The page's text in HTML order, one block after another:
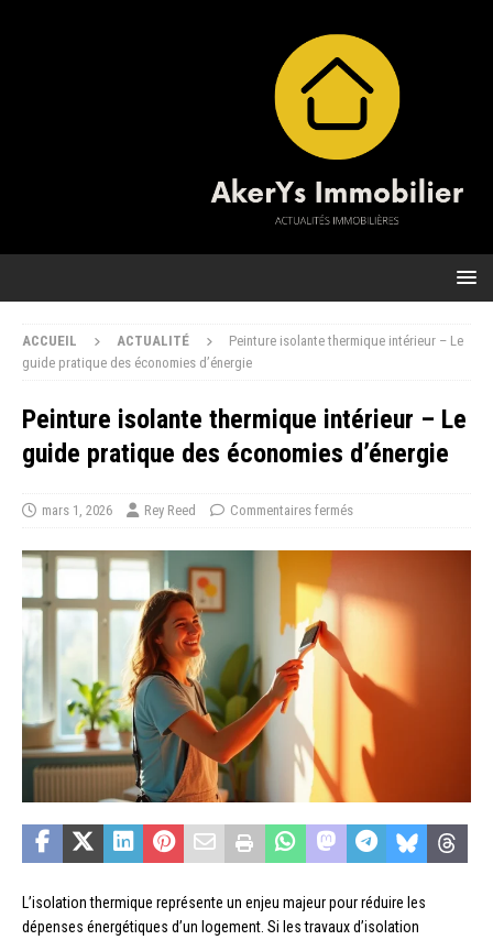
ACCUEIL ACTUALITÉ
Peinture isolante thermique intérieur – Le
guide pratique des économies d’énergie
Peinture isolante thermique intérieur – Le
guide pratique des économies d’énergie
mars 1, 2026 Rey Reed Commentaires fermés
L’isolation thermique représente un enjeu majeur pour réduire les
dépenses énergétiques d’un logement. Si les travaux d’isolation